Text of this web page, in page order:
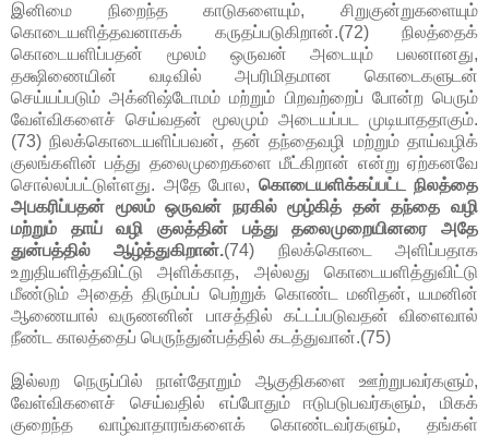
இனிமை நிறைந்த காடுகளையும், சிறுகுன்றுகளையும்
கொடையளித்தவனாகக் கருதப்படுகிறான்.(72) நிலத்தைக்
கொடையளிப்பதன் மூலம் ஒருவன் அடையும் பலனானது,
தக்ஷிணையின் வடிவில் அபரிமிதமான கொடைகளுடன்
செய்யப்படும் அக்னிஷ்டோமம் மற்றும் பிறவற்றைப் போன்ற பெரும்
வேள்விகளைச் செய்வதன் மூலமும் அடையப்பட முடியாததாகும்.
(73) நிலக்கொடையளிப்பவன், தன் தந்தைவழி மற்றும் தாய்வழிக்
குலங்களின் பத்து தலைமுறைகளை மீட்கிறான் என்று ஏற்கனவே
சொல்லப்பட்டுள்ளது. அதே போல, கொடையளிக்கப்பட்ட நிலத்தை
அபகரிப்பதன் மூலம் ஒருவன் நரகில் மூழ்கித் தன் தந்தை வழி
மற்றும் தாய் வழி குலத்தின் பத்து தலைமுறையினரை அதே
துன்பத்தில் ஆழ்த்துகிறான்.(74) நிலக்கொடை அளிப்பதாக
உறுதியளித்தவிட்டு அளிக்காத, அல்லது கொடையளித்துவிட்டு
மீண்டும் அதைத் திரும்பப் பெற்றுக் கொண்ட மனிதன், யமனின்
ஆணையால் வருணனின் பாசத்தில் கட்டப்படுவதன் விளைவால்
நீண்ட காலத்தைப் பெருந்துன்பத்தில் கடத்துவான்.(75)
இல்லற நெருப்பில் நாள்தோறும் ஆகுதிகளை ஊற்றுபவர்களும்,
வேள்விகளைச் செய்வதில் எப்போதும் ஈடுபடுபவர்களும், மிகக்
குறைந்த வாழ்வாதாரங்களைக் கொண்டவர்களும், தங்கள்